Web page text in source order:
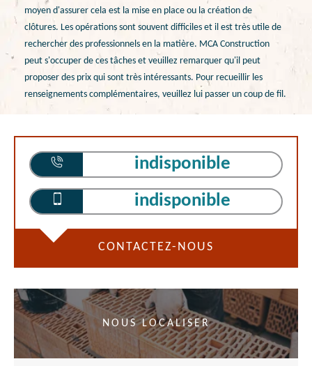
moyen d'assurer cela est la mise en place ou la création de
clôtures. Les opérations sont souvent difficiles et il est très utile de
rechercher des professionnels en la matière. MCA Construction
peut s'occuper de ces tâches et veuillez remarquer qu'il peut
proposer des prix qui sont très intéressants. Pour recueillir les
renseignements complémentaires, veuillez lui passer un coup de fil.
indisponible
indisponible
CONTACTEZ-NOUS
NOUS LOCALISER